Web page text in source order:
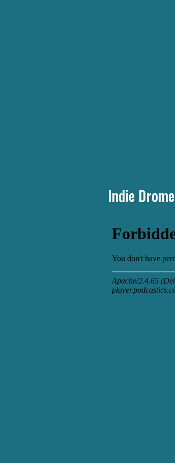
Indie Drome